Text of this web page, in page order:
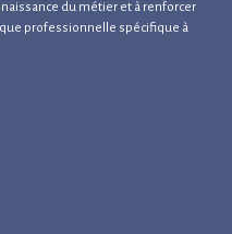
du métier et à renforcer
professionnelle spécifique à